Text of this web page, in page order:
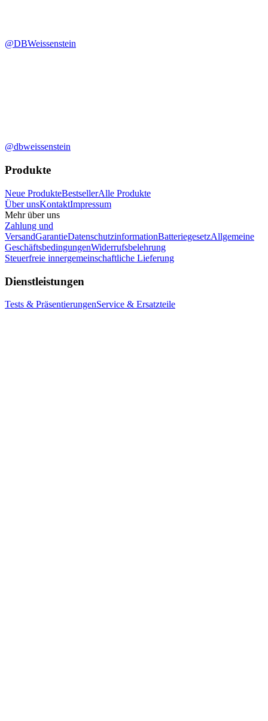
@DBWeissenstein
@dbweissenstein
Produkte
Neue ProdukteBestsellerAlle Produkte
Über unsKontaktImpressum
Mehr über uns
Zahlung und
VersandGarantieDatenschutzinformationBatteriegesetzAllgemeine
GeschäftsbedingungenWiderrufsbelehrung
Steuerfreie innergemeinschaftliche Lieferung
Dienstleistungen
Tests & PräsentierungenService & Ersatzteile